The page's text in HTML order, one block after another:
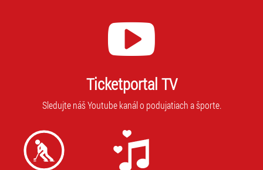
Ticketportal TV
Sledujte náš Youtube kanál o podujatiach a športe.